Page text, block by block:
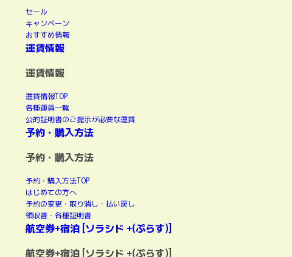
セール
キャンペーン
おすすめ情報
運賃情報
運賃情報
運賃情報TOP
各種運賃一覧
公的証明書のご提示が必要な運賃
予約・購入方法
予約・購入方法
予約・購入方法TOP
はじめての方へ
予約の変更・取り消し・払い戻し
領収書・各種証明書
航空券+宿泊 [ソラシド +(ぷらす)]
航空券+宿泊 [ソラシド +(ぷらす)]